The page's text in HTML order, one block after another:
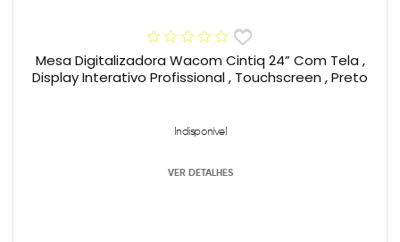
Mesa Digitalizadora Wacom Cintiq 24” Com Tela ,
Display Interativo Profissional , Touchscreen , Preto
Indisponível
VER DETALHES